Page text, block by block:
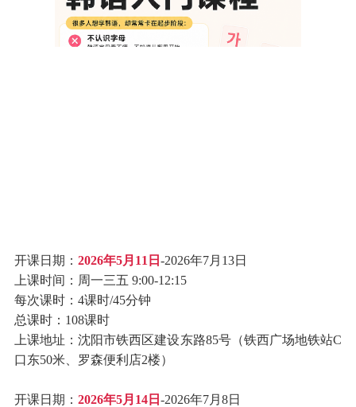
开课日期： 2026年5月11日 -2026年7月13日
上课时间：周一三五 9:00-12:15
每次课时：4课时/45分钟
总课时：108课时
上课地址：沈阳市铁西区建设东路85号（铁西广场地铁站C
口东50米、罗森便利店2楼）
开课日期： 2026年5月14日 -2026年7月8日